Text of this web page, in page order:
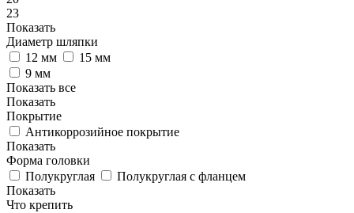
23
Показать
Диаметр шляпки
12 мм
15 мм
9 мм
Показать все
Показать
Покрытие
Антикоррозийное покрытие
Показать
Форма головки
Полукруглая
Полукруглая с фланцем
Показать
Что крепить